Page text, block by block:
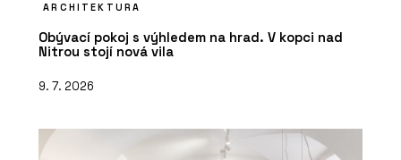
ARCHITEKTURA
Obývací pokoj s výhledem na hrad. V kopci nad
Nitrou stojí nová vila
9. 7. 2026